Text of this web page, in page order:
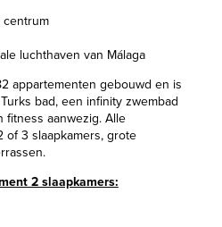
centrum
luchthaven van Málaga
appartementen gebouwd en is
bad, een infinity zwembad
fitness aanwezig. Alle
of 3 slaapkamers, grote
2 slaapkamers: